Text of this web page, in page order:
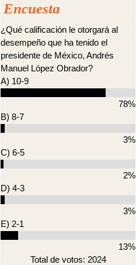
Encuesta
¿Qué calificación le otorgará al
desempeño que ha tenido el
presidente de México, Andrés
Manuel López Obrador?
A) 10-9
78%
B) 8-7
3%
C) 6-5
2%
D) 4-3
3%
E) 2-1
13%
Total de votos: 2024